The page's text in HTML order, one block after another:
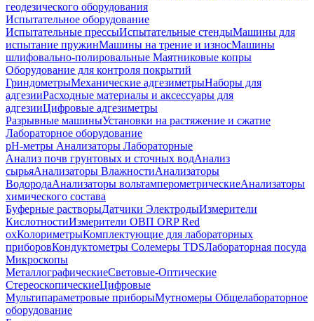
геодезического оборудования
Испытательное оборудование
Испытательные прессыИспытательные стендыМашины для
испытание пружинМашины на трение и износМашины
шлифовально-полировальные Маятниковые копры
Оборудование для контроля покрытий
ГриндометрыМеханические адгезиметрыНаборы для
адгезииРасходные материалы и аксессуары для
адгезииЦифровые адгезиметры
Разрывные машиныУстановки на растяжение и сжатие
Лабораторное оборудование
pH-метры Анализаторы Лабораторные
Анализ почв грунтовых и сточных водАнализ
сырьяАнализаторы ВлажностиАнализаторы
ВодородаАнализаторы вольтамперометрическиеАнализаторы
химического состава
Буферные растворыДатчики ЭлектродыИзмерители
КислотностиИзмерители ОВП ORP Red
oxКолориметрыКомплектующие для лабораторных
приборовКондуктометры Солемеры TDSЛабораторная посуда
Микроскопы
МеталлографическиеСветовые-Оптические
СтереоскопическиеЦифровые
Мультипараметровые приборыМутномеры Общелабораторное
оборудование